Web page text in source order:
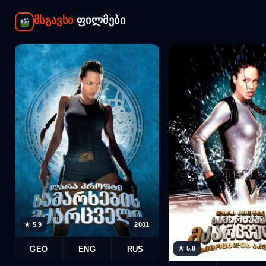
მსგავსიფილმები
★ 5.9 2001
GEO ENG RUS ★ 5.8